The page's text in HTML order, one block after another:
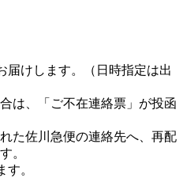
届けします。（日時指定は出
は、「ご不在連絡票」が投函
た佐川急便の連絡先へ、再配
。
。